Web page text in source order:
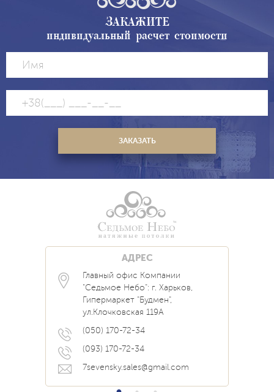
ЗАКАЖИТЕ
индивидуальный расчет стоимости
АДРЕС
Главный офис Компании
"Седьмое Небо": г. Харьков,
Гипермаркет "Будмен",
ул.Клочковская 119А
(050) 170-72-34
(093) 170-72-34
7sevensky.sales@gmail.com
Каталог
Услуги
Блог
Новости
Акции
Контакты